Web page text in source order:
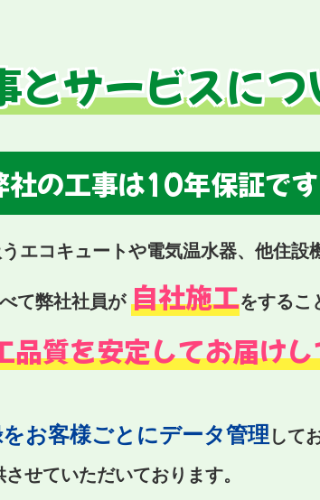
とサービスに
社の工事は10年保証です
エコキュートや電気温水器、他住設
て弊社社員が 自社施工をするこ
品質を安定してお届け
お客様ごとにデータ管理 して
せていただいております。